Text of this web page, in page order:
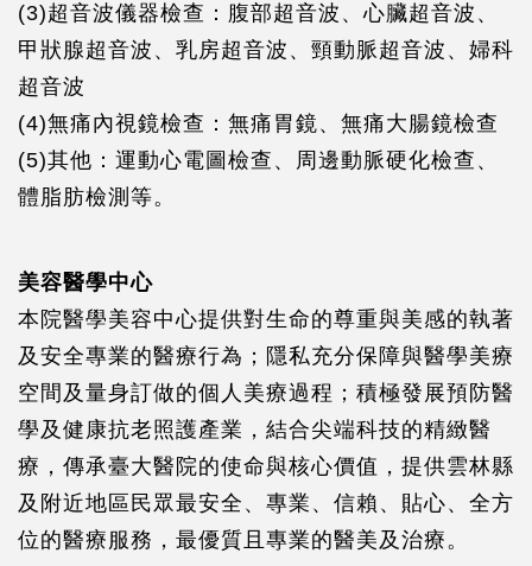
(3)超音波儀器檢查：腹部超音波、心臟超音波、
甲狀腺超音波、乳房超音波、頸動脈超音波、婦科
超音波
(4)無痛內視鏡檢查：無痛胃鏡、無痛大腸鏡檢查
(5)其他：運動心電圖檢查、周邊動脈硬化檢查、
體脂肪檢測等。
美容醫學中心
本院醫學美容中心提供對生命的尊重與美感的執著
及安全專業的醫療行為；隱私充分保障與醫學美療
空間及量身訂做的個人美療過程；積極發展預防醫
學及健康抗老照護產業，結合尖端科技的精緻醫
療，傳承臺大醫院的使命與核心價值，提供雲林縣
及附近地區民眾最安全、專業、信賴、貼心、全方
位的醫療服務，最優質且專業的醫美及治療。